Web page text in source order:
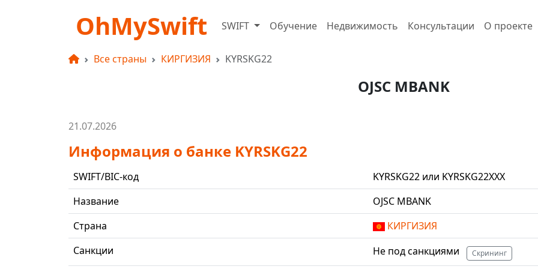
OhMySwift SWIFT Обучение Недвижимость Консультации О проекте
Все страны КИРГИЗИЯ KYRSKG22
OJSC MBANK
21.07.2026
Информация о банке KYRSKG22
SWIFT/BIC-код
KYRSKG22 или KYRSKG22XXX
Название
OJSC MBANK
Страна
КИРГИЗИЯ
Санкции
Не под санкциями Скрининг